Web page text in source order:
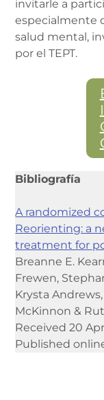
invitarle a
especialmente
salud mental,
por el TEPT.
Bibliografía
A randomized
Reorienting: a
treatment for
Breanne E.
Frewen,
Krysta
McKinnon &
Received 20
Published